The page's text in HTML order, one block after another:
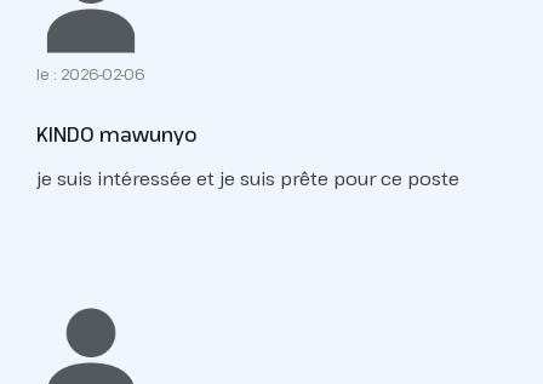
le : 2026-02-06
KINDO mawunyo
je suis intéressée et je suis prête pour ce poste